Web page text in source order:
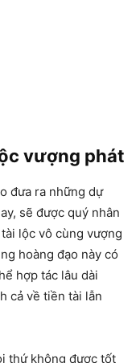
vượng phát
đưa ra những dự
sẽ được quý nhân
lộc vô cùng vượng
hoàng đạo này có
hợp tác lâu dài
cả về tiền tài lẫn
thứ không được tốt